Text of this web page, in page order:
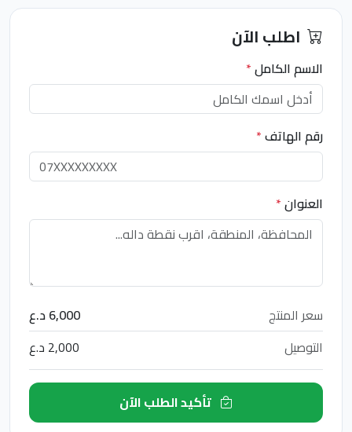
اطلب الآن
الاسم الكامل*
رقم الهاتف*
العنوان*
سعر المنتج
6,000 د.ع
التوصيل
2,000 د.ع